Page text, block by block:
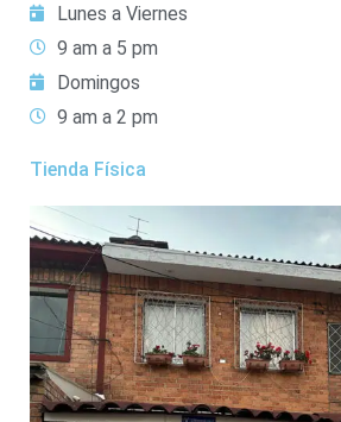
Lunes a Viernes
9 am a 5 pm
Domingos
9 am a 2 pm
Tienda Física